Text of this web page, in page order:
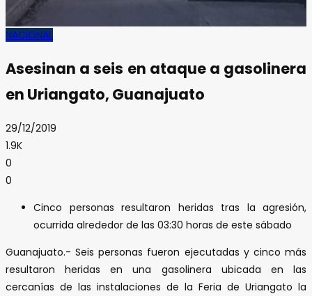
NACIONAL
Asesinan a seis en ataque a gasolinera
en Uriangato, Guanajuato
29/12/2019
1.9K
0
0
Cinco personas resultaron heridas tras la agresión,
ocurrida alrededor de las 03:30 horas de este sábado
Guanajuato.- Seis personas fueron ejecutadas y cinco más
resultaron heridas en una gasolinera ubicada en las
cercanías de las instalaciones de la Feria de Uriangato la